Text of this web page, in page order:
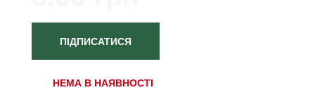
ПІДПИСАТИСЯ
НЕМА В НАЯВНОСТІ